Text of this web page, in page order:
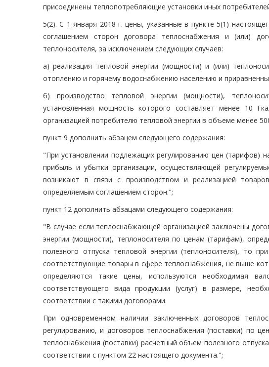
присоединены теплопотребляющие установки иных
5(2). С 1 января 2018 г. цены, указанные в пункте 5(1)
соглашением сторон договора теплоснабжения и (или)
теплоносителя, за исключением следующих случаев:
а) реализация тепловой энергии (мощности) и (или)
отоплению и горячему водоснабжению населению и
б) производство тепловой энергии (мощности),
установленная мощность которого составляет менее 10
организацией потребителю тепловой энергии в объеме менее
пункт 9 дополнить абзацем следующего содержания:
"При установлении подлежащих регулированию цен (тарифов)
прибыль и убытки организации, осуществляющей
возникают в связи с производством и реализацией
определяемым соглашением сторон.";
пункт 12 дополнить абзацами следующего содержания:
"В случае если теплоснабжающей организацией заключены
энергии (мощности), теплоносителя по ценам (тарифам),
полезного отпуска тепловой энергии (теплоносителя), то
соответствующие товары в сфере теплоснабжения, не выше
определяются такие цены, используются необходимая
соответствующего вида продукции (услуг) в размере,
соответствии с такими договорами.
При одновременном наличии заключенных договоров
регулированию, и договоров теплоснабжения (поставки) по
теплоснабжения (поставки) расчетный объем полезного
соответствии с пунктом 22 настоящего документа.";